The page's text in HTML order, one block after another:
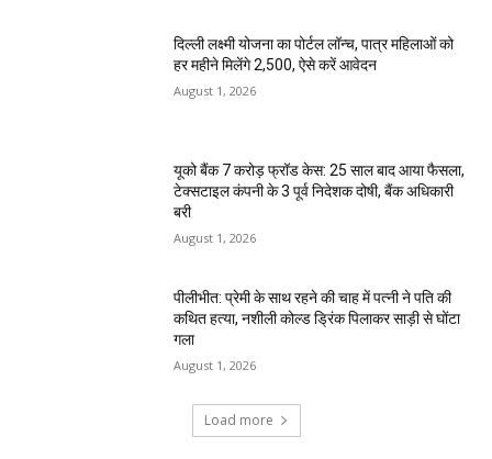
दिल्ली लक्ष्मी योजना का पोर्टल लॉन्च, पात्र महिलाओं को
हर महीने मिलेंगे ₹2,500, ऐसे करें आवेदन
August 1, 2026
यूको बैंक 7 करोड़ फ्रॉड केस: 25 साल बाद आया फैसला,
टेक्सटाइल कंपनी के 3 पूर्व निदेशक दोषी, बैंक अधिकारी
बरी
August 1, 2026
पीलीभीत: प्रेमी के साथ रहने की चाह में पत्नी ने पति की
कथित हत्या, नशीली कोल्ड ड्रिंक पिलाकर साड़ी से घोंटा
गला
August 1, 2026
Load more